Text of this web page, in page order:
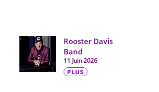
Rooster Davis
Band
11 Juin 2026
PLUS